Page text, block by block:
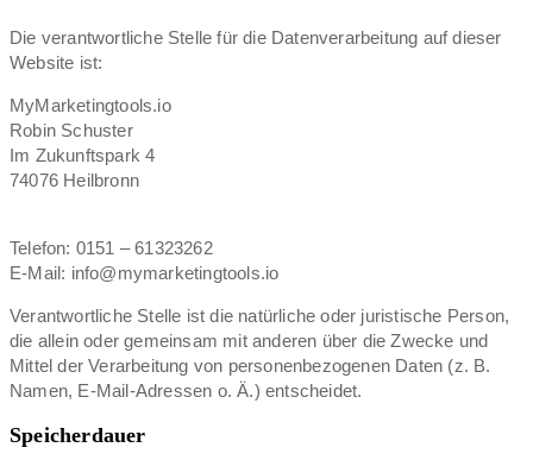
Die verantwortliche Stelle für die Datenverarbeitung auf dieser
Website ist:
MyMarketingtools.io
Robin Schuster
Im Zukunftspark 4
74076 Heilbronn
Telefon: 0151 – 61323262
E-Mail: info@mymarketingtools.io
Verantwortliche Stelle ist die natürliche oder juristische Person,
die allein oder gemeinsam mit anderen über die Zwecke und
Mittel der Verarbeitung von personenbezogenen Daten (z. B.
Namen, E-Mail-Adressen o. Ä.) entscheidet.
Speicherdauer